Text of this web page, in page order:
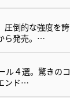
圧倒的な強度を誇
ら発売。…
ル４選。驚きのコ
ンド…